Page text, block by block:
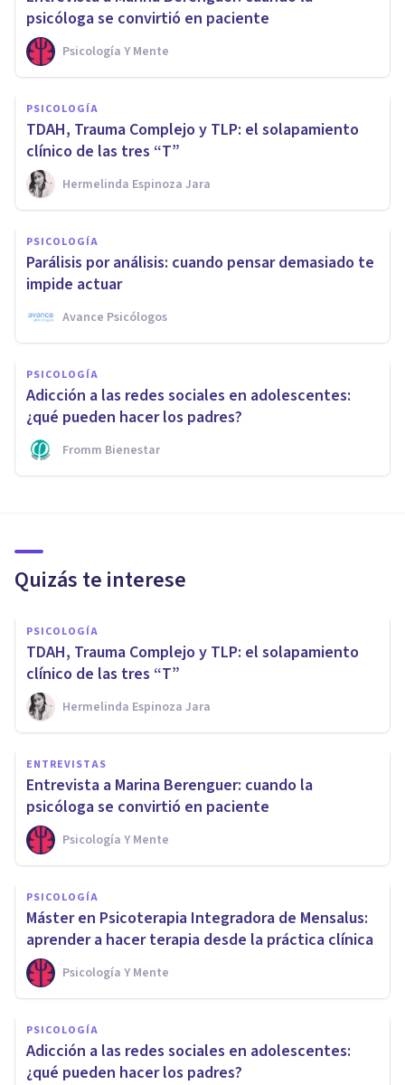
psicóloga se convirtió en paciente
Psicología Y Mente
PSICOLOGÍA
TDAH, Trauma Complejo y TLP: el solapamiento
clínico de las tres “T”
Hermelinda Espinoza Jara
PSICOLOGÍA
Parálisis por análisis: cuando pensar demasiado te
impide actuar
Avance Psicólogos
PSICOLOGÍA
Adicción a las redes sociales en adolescentes:
¿qué pueden hacer los padres?
Fromm Bienestar
Quizás te interese
PSICOLOGÍA
TDAH, Trauma Complejo y TLP: el solapamiento
clínico de las tres “T”
Hermelinda Espinoza Jara
ENTREVISTAS
Entrevista a Marina Berenguer: cuando la
psicóloga se convirtió en paciente
Psicología Y Mente
PSICOLOGÍA
Máster en Psicoterapia Integradora de Mensalus:
aprender a hacer terapia desde la práctica clínica
Psicología Y Mente
PSICOLOGÍA
Adicción a las redes sociales en adolescentes:
¿qué pueden hacer los padres?